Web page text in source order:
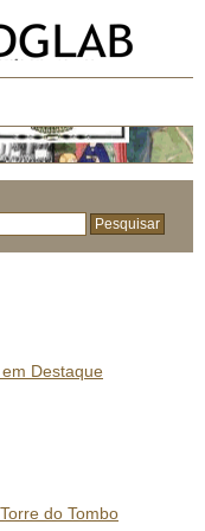
Destaque
do Tombo